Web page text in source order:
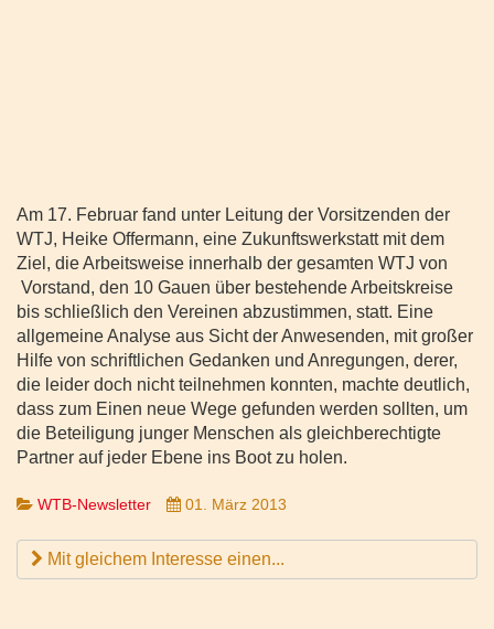
Am 17. Februar fand unter Leitung der Vorsitzenden der
WTJ, Heike Offermann, eine Zukunftswerkstatt mit dem
Ziel, die Arbeitsweise innerhalb der gesamten WTJ von
Vorstand, den 10 Gauen über bestehende Arbeitskreise
bis schließlich den Vereinen abzustimmen, statt. Eine
allgemeine Analyse aus Sicht der Anwesenden, mit großer
Hilfe von schriftlichen Gedanken und Anregungen, derer,
die leider doch nicht teilnehmen konnten, machte deutlich,
dass zum Einen neue Wege gefunden werden sollten, um
die Beteiligung junger Menschen als gleichberechtigte
Partner auf jeder Ebene ins Boot zu holen.
WTB-Newsletter 01. März 2013
Mit gleichem Interesse einen...